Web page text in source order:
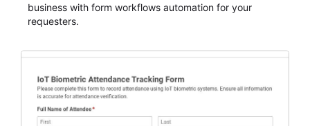
business with form workflows automation for your
requesters.